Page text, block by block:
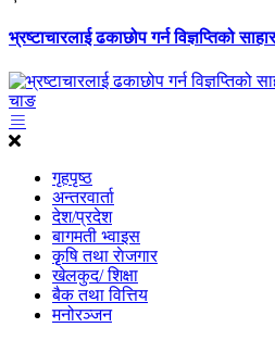
भ्रष्टाचारलाई ढकाछोप गर्न विज्ञप्तिको
गृहपृष्ठ
अन्तरवार्ता
देश/प्रदेश
बागमती भ्वाइस
कृृषि तथा राेजगार
खेलकुद/ शिक्षा
बैक तथा वित्तिय
मनोरञ्जन